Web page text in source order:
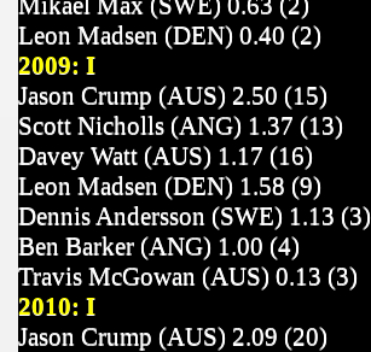
Leon Madsen (DEN) 0.40 (2)
2009: I
Jason Crump (AUS) 2.50 (15)
Scott Nicholls (ANG) 1.37 (13)
Davey Watt (AUS) 1.17 (16)
Leon Madsen (DEN) 1.58 (9)
Dennis Andersson (SWE) 1.13 (3)
Ben Barker (ANG) 1.00 (4)
Travis McGowan (AUS) 0.13 (3)
2010: I
Jason Crump (AUS) 2.09 (20)